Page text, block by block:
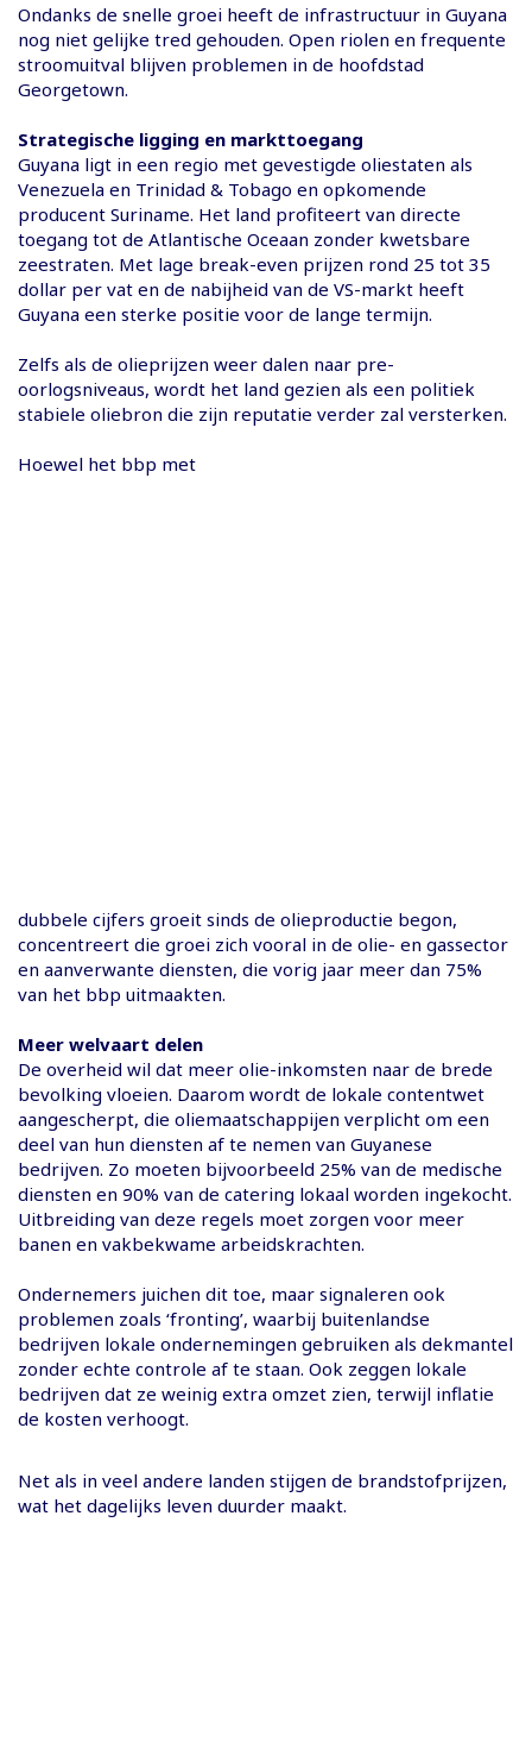
Ondanks de snelle groei heeft de infrastructuur in Guyana
nog niet gelijke tred gehouden. Open riolen en frequente
stroomuitval blijven problemen in de hoofdstad
Georgetown.
Strategische ligging en markttoegang
Guyana ligt in een regio met gevestigde oliestaten als
Venezuela en Trinidad & Tobago en opkomende
producent Suriname. Het land profiteert van directe
toegang tot de Atlantische Oceaan zonder kwetsbare
zeestraten. Met lage break-even prijzen rond 25 tot 35
dollar per vat en de nabijheid van de VS-markt heeft
Guyana een sterke positie voor de lange termijn.
Zelfs als de olieprijzen weer dalen naar pre-
oorlogsniveaus, wordt het land gezien als een politiek
stabiele oliebron die zijn reputatie verder zal versterken.
Hoewel het bbp met
dubbele cijfers groeit sinds de olieproductie begon,
concentreert die groei zich vooral in de olie- en gassector
en aanverwante diensten, die vorig jaar meer dan 75%
van het bbp uitmaakten.
Meer welvaart delen
De overheid wil dat meer olie-inkomsten naar de brede
bevolking vloeien. Daarom wordt de lokale contentwet
aangescherpt, die oliemaatschappijen verplicht om een
deel van hun diensten af te nemen van Guyanese
bedrijven. Zo moeten bijvoorbeeld 25% van de medische
diensten en 90% van de catering lokaal worden ingekocht.
Uitbreiding van deze regels moet zorgen voor meer
banen en vakbekwame arbeidskrachten.
Ondernemers juichen dit toe, maar signaleren ook
problemen zoals ‘fronting’, waarbij buitenlandse
bedrijven lokale ondernemingen gebruiken als dekmantel
zonder echte controle af te staan. Ook zeggen lokale
bedrijven dat ze weinig extra omzet zien, terwijl inflatie
de kosten verhoogt.
Net als in veel andere landen stijgen de brandstofprijzen,
wat het dagelijks leven duurder maakt.